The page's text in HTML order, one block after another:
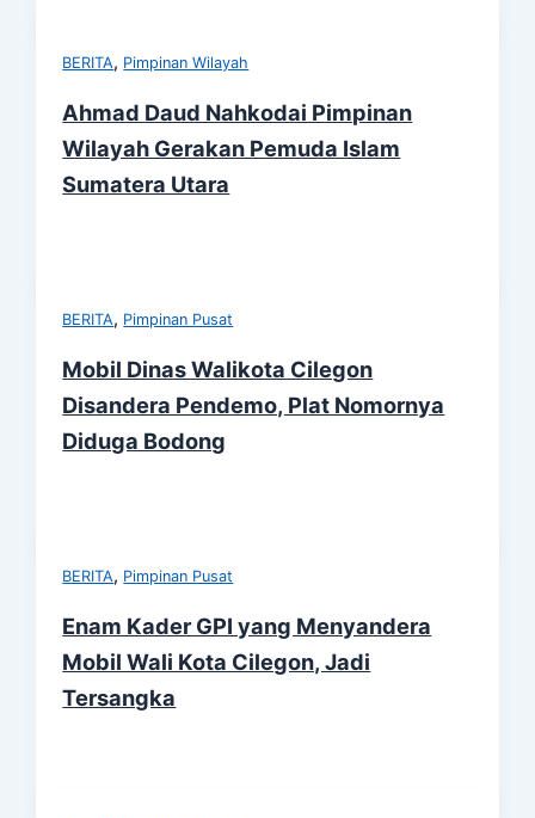
BERITA, Pimpinan Wilayah
Ahmad Daud Nahkodai Pimpinan
Wilayah Gerakan Pemuda Islam
Sumatera Utara
BERITA, Pimpinan Pusat
Mobil Dinas Walikota Cilegon
Disandera Pendemo, Plat Nomornya
Diduga Bodong
BERITA, Pimpinan Pusat
Enam Kader GPI yang Menyandera
Mobil Wali Kota Cilegon, Jadi
Tersangka